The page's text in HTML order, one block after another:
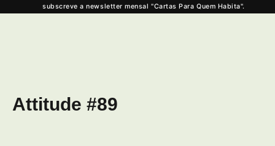
Attitude #89
subscreve a newsletter mensal "Cartas Para Quem Habita".